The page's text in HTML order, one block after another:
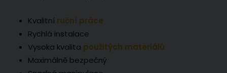
Kvalitní ruční práce
Rychlá instalace
Vysoka kvalita použitých materiálů
Maximálně bezpečný